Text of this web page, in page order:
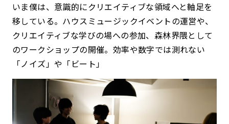
いま僕は、意識的にクリエイティブな領域へと軸足を
移している。 ハウスミュージックイベントの運営や、
クリエイティブな学びの場への参加、森林界隈として
のワークショップの開催。効率や数字では測れない
「ノイズ」や「ビート」